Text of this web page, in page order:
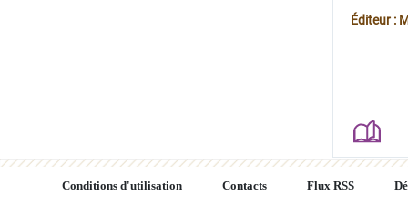
Éditeur :
Conditions d'utilisation Contacts Flux RSS